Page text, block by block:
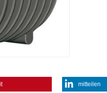
mitteilen